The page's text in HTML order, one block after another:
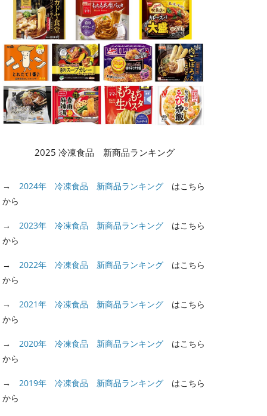
2025 冷凍食品 新商品ランキング
→ 2024年 冷凍食品 新商品ランキング はこちら
から
→ 2023年 冷凍食品 新商品ランキング はこちら
から
→ 2022年 冷凍食品 新商品ランキング はこちら
から
→ 2021年 冷凍食品 新商品ランキング はこちら
から
→ 2020年 冷凍食品 新商品ランキング はこちら
から
→ 2019年 冷凍食品 新商品ランキング はこちら
から